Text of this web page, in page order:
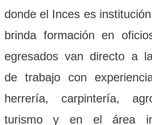
donde el Inces es
brinda formación en
egresados van directo a
de trabajo con
herrería, carpintería,
turismo y en el área